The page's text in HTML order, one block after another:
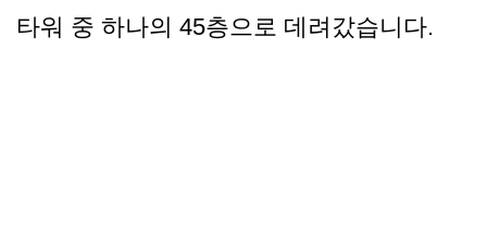
타워 중 하나의 45층으로 데려갔습니다.